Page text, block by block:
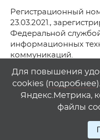
Регистрационный
23.03.2021.,
Федеральной
информационных
коммуникаций.
© АО Телеканал
Любое
только при
Для повышения
cookies (подробнее
Яндекс.Метрика,
файлы